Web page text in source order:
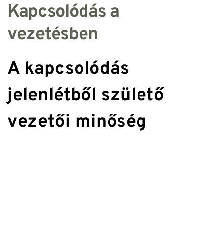
Kapcsolódás a
vezetésben
A kapcsolódás
jelenlétből születő
vezetői minőség